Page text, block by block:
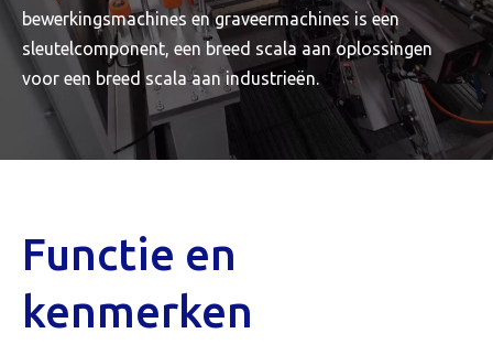
bewerkingsmachines en graveermachines is een
sleutelcomponent, een breed scala aan oplossingen
voor een breed scala aan industrieën.
Functie en
kenmerken